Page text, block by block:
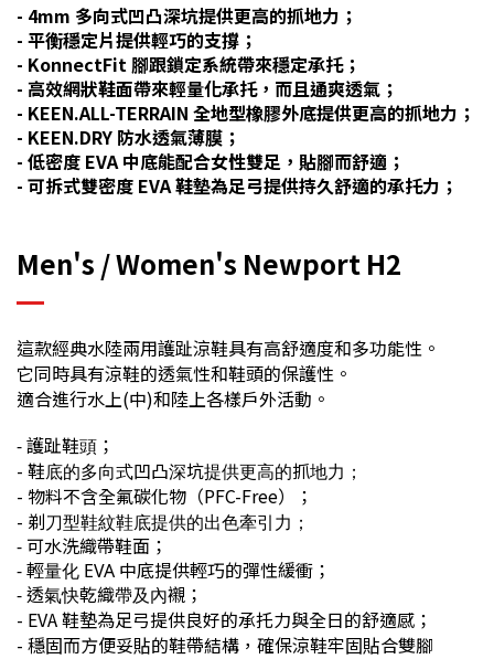
- 4mm 多向式凹凸深坑提供更高的抓地力；
- 平衡穩定片提供輕巧的支撐；
- KonnectFit 腳跟鎖定系統帶來穩定承托；
- 高效網狀鞋面帶來輕量化承托，而且通爽透氣；
- KEEN.ALL-TERRAIN 全地型橡膠外底提供更高的抓地力；
- KEEN.DRY 防水透氣薄膜；
- 低密度 EVA 中底能配合女性雙足，貼腳而舒適；
- 可拆式雙密度 EVA 鞋墊為足弓提供持久舒適的承托力；
Men's / Women's Newport H2
這款經典水陸兩用護趾涼鞋具有高舒適度和多功能性。
它同時具有涼鞋的透氣性和鞋頭的保護性。
適合進行水上(中)和陸上各樣戶外活動。
- 護趾鞋頭；
- 鞋底的多向式凹凸深坑提供更高的抓地力；
- 物料不含全氟碳化物（PFC-Free）；
- 剃刀型鞋紋鞋底提供的出色牽引力；
- 可水洗織帶鞋面；
- 輕量化 EVA 中底提供輕巧的彈性緩衝；
- 透氣快乾織帶及內襯；
- EVA 鞋墊為足弓提供良好的承托力與全日的舒適感；
- 穩固而方便妥貼的鞋帶結構，確保涼鞋牢固貼合雙腳